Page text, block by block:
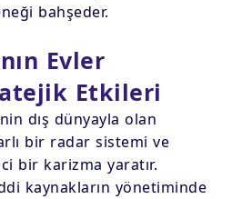
bahşeder.
Evler
Etkileri
dış dünyayla olan
bir radar sistemi ve
bir karizma yaratır.
kaynakların yönetiminde